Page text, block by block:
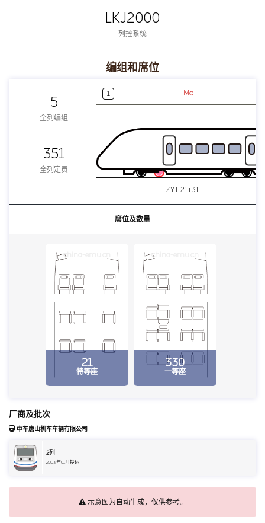
LKJ2000
列控系统
编组和席位
5
全列编组
351
全列定员
1 Mc
ZYT 21+31
席位及数量
21
特等座
china-emu.cn
330
一等座
china-emu.cn
厂商及批次
中车唐山机车车辆有限公司
2列
2003年01月投运
示意图为自动生成，仅供参考。